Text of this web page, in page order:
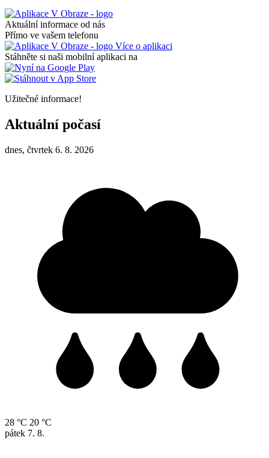
Aktuální informace od nás
Přímo ve vašem telefonu
Více o aplikaci
Stáhněte si naši mobilní aplikaci na
Užitečné informace!
Aktuální počasí
dnes, čtvrtek 6. 8. 2026
28 °C 20 °C
pátek 7. 8.